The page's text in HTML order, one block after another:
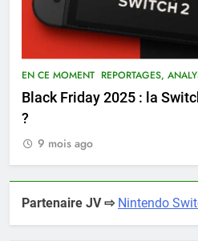
EN CE MOMENT REPORTAGES,
Black Friday 2025 : la
?
9 mois ago
Partenaire JV ⇨ Nintendo